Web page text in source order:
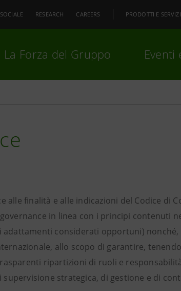
SOCIALE RESEARCH CAREERS PRODOTTI E SERVIZI
La Forza del Gruppo Eventi
alle finalità e alle indicazioni del Codice di
in linea con i principi contenuti
adattamenti considerati opportuni)
allo scopo di garantire,
ripartizioni di ruoli e
strategica, di gestione e di